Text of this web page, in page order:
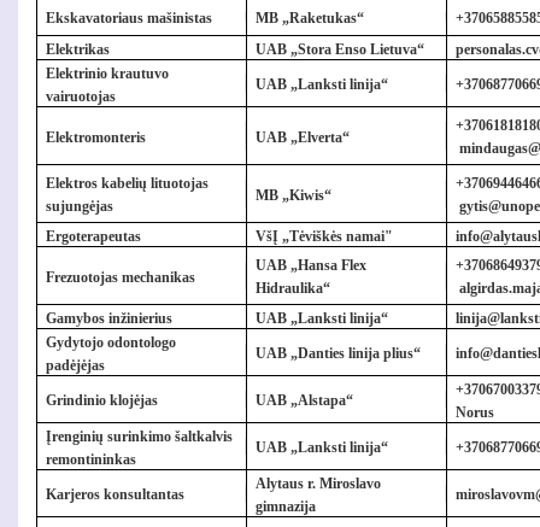
Ekskavatoriaus mašinistas MB „Raketukas“
Elektrikas
UAB „Stora Enso Lietuva“
Elektrinio krautuvo
vairuotojas
UAB „Lanksti linija“
Elektromonteris UAB „Elverta“
Elektros kabelių lituotojas
sujungėjas
MB „Kiwis“
Ergoterapeutas
VšĮ „Tėviškės namai"
Frezuotojas mechanikas
UAB „Hansa Flex
Hidraulika“
Gamybos inžinierius
UAB „Lanksti linija“
Gydytojo odontologo
padėjėjas
UAB „Danties linija plius“
Grindinio klojėjas UAB „Alstapa“
Norus
Įrenginių surinkimo šaltkalvis
remontininkas
UAB „Lanksti linija“
Karjeros konsultantas
Alytaus r. Miroslavo
gimnazija